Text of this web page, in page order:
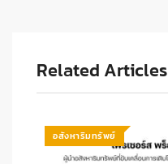
Related Articles
อสังหาริมทรัพย์